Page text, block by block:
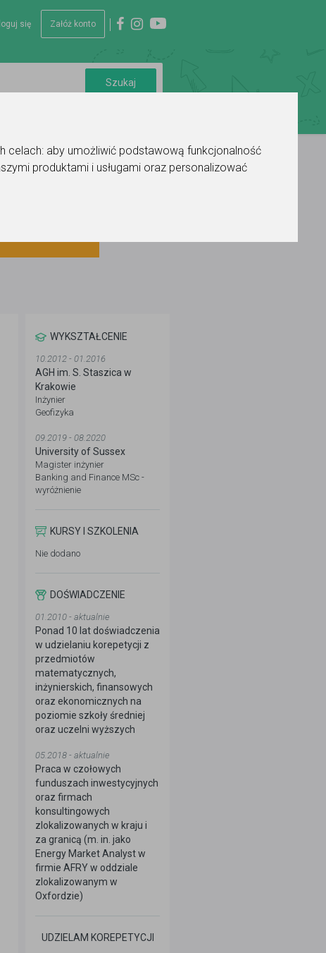
celach: aby umożliwić podstawową funkcjonalność
produktami i usługami oraz personalizować
się Załóż konto
WYKSZTAŁCENIE
10.2012 - 01.2016
AGH im. S. Staszica w
Krakowie
Inżynier
Geofizyka
09.2019 - 08.2020
University of Sussex
Magister inżynier
Banking and Finance MSc -
wyróżnienie
KURSY I SZKOLENIA
Nie dodano
DOŚWIADCZENIE
01.2010 - aktualnie
Ponad 10 lat doświadczenia
w udzielaniu korepetycji z
przedmiotów
matematycznych,
inżynierskich, finansowych
oraz ekonomicznych na
poziomie szkoły średniej
oraz uczelni wyższych
05.2018 - aktualnie
Praca w czołowych
funduszach inwestycyjnych
oraz firmach
konsultingowych
zlokalizowanych w kraju i
za granicą (m. in. jako
Energy Market Analyst w
firmie AFRY w oddziale
zlokalizowanym w
Oxfordzie)
UDZIELAM KOREPETYCJI